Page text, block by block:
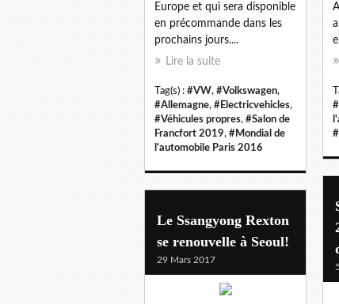
Europe et qui sera disponible
en précommande dans les
prochains jours....
Lire la suite
Tag(s) : #VW, #Volkswagen,
#Allemagne, #Electricvehicles,
#Véhicules propres, #Salon de
Francfort 2019, #Mondial de
l'automobile Paris 2016
Le Ssangyong Rexton
se renouvelle à Seoul!
29 Mars 2017